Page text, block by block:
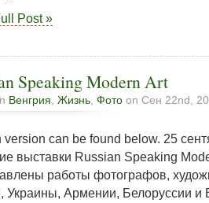
Post »
Speaking Modern Art
Венгрия Жизнь Фото on Сен 22nd,
version can be found below. 25
выставки Russian Speaking
работы фотографов,
Украины, Армении, Белоруссии и